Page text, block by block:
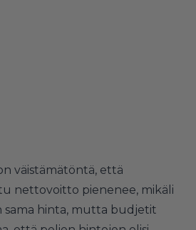
väistämätöntä, että
nettovoitto pienenee, mikäli
sama hinta, mutta budjetit